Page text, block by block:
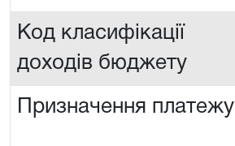
Код класифікації
доходів бюджету
Призначення платежу